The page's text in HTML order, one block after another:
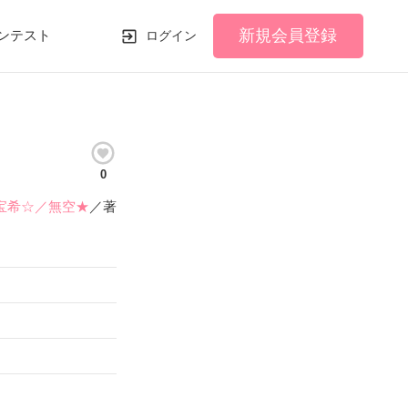
テスト ログイン 新規会員登録
0
希☆／無空★ ／著